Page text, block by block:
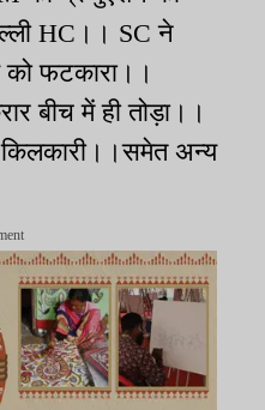
HC।। SC ने
फटकारा।।
बीच में ही तोड़ा।।
किलकारी।।समेत अन्य